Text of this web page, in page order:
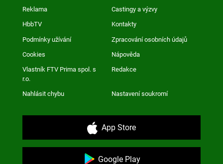
Reklama Castingy a výzvy
HbbTV Kontakty
Podmínky užívání Zpracování osobních údajů
Cookies Nápověda
Vlastník FTV Prima spol. s
r.o.
Redakce
Nahlásit chybu Nastavení soukromí
App Store
Google Play